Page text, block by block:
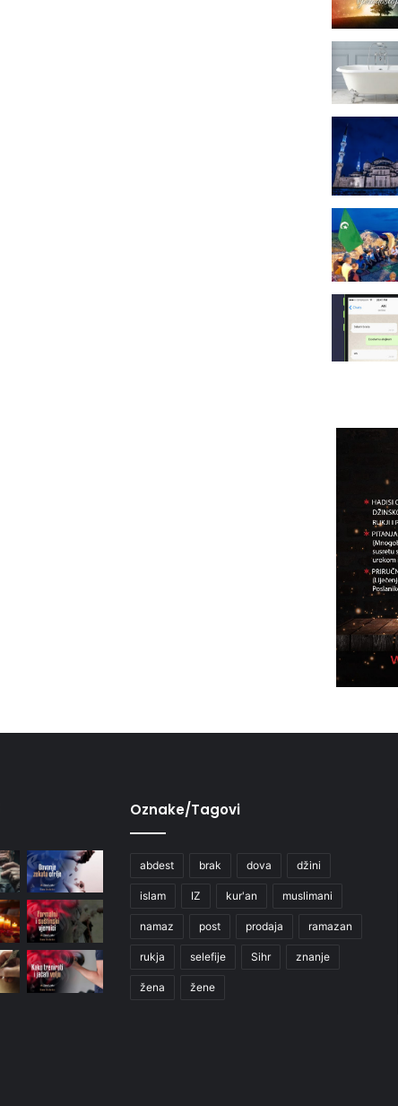
Oznake/Tagovi
abdest brak dova džini
islam IZ kur'an muslimani
namaz post prodaja ramazan
rukja selefije Sihr znanje
žena žene